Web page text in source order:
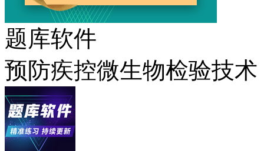
题库软件
预防疾控微生物检验技